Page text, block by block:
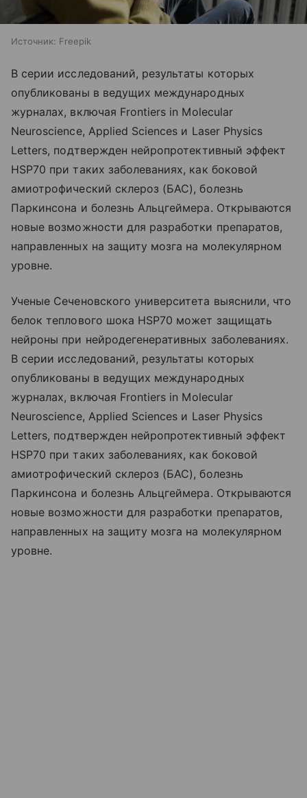
Источник: Freepik
В серии исследований, результаты которых
опубликованы в ведущих международных
журналах, включая Frontiers in Molecular
Neuroscience, Applied Sciences и Laser Physics
Letters, подтвержден нейропротективный эффект
HSP70 при таких заболеваниях, как боковой
амиотрофический склероз (БАС), болезнь
Паркинсона и болезнь Альцгеймера. Открываются
новые возможности для разработки препаратов,
направленных на защиту мозга на молекулярном
уровне.
Ученые Сеченовского университета выяснили, что
белок теплового шока HSP70 может защищать
нейроны при нейродегенеративных заболеваниях.
В серии исследований, результаты которых
опубликованы в ведущих международных
журналах, включая Frontiers in Molecular
Neuroscience, Applied Sciences и Laser Physics
Letters, подтвержден нейропротективный эффект
HSP70 при таких заболеваниях, как боковой
амиотрофический склероз (БАС), болезнь
Паркинсона и болезнь Альцгеймера. Открываются
новые возможности для разработки препаратов,
направленных на защиту мозга на молекулярном
уровне.